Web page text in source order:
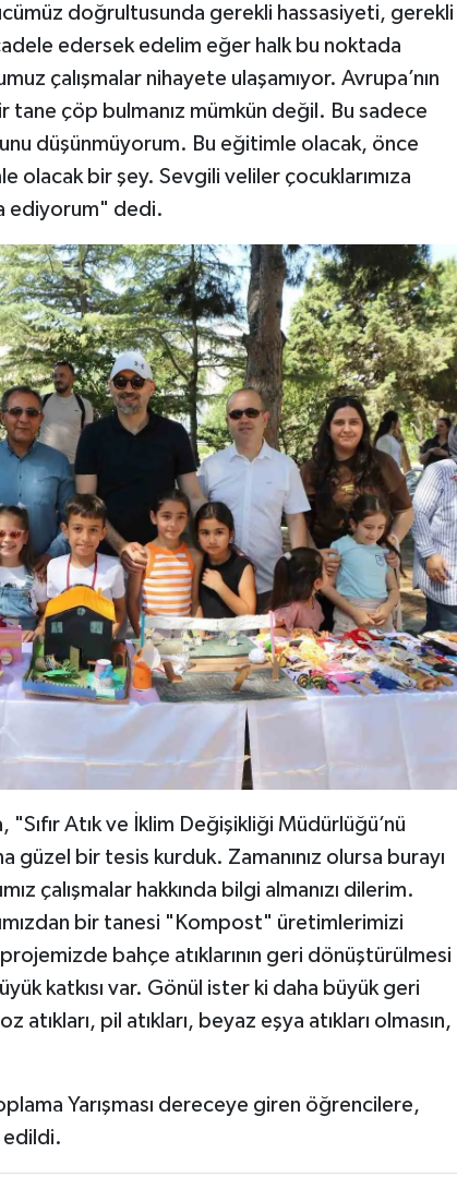
doğrultusunda gerekli hassasiyeti, gerekli
edersek edelim eğer halk bu noktada
çalışmalar nihayete ulaşamıyor. Avrupa’nın
çöp bulmanız mümkün değil. Bu sadece
düşünmüyorum. Bu eğitimle olacak, önce
olacak bir şey. Sevgili veliler çocuklarımıza
ediyorum" dedi.
"Sıfır Atık ve İklim Değişikliği Müdürlüğü’nü
güzel bir tesis kurduk. Zamanınız olursa burayı
çalışmalar hakkında bilgi almanızı dilerim.
bir tanesi "Kompost" üretimlerimizi
bahçe atıklarının geri dönüştürülmesi
katkısı var. Gönül ister ki daha büyük geri
pil atıkları, beyaz eşya atıkları olmasın,
Yarışması dereceye giren öğrencilere,
edildi.